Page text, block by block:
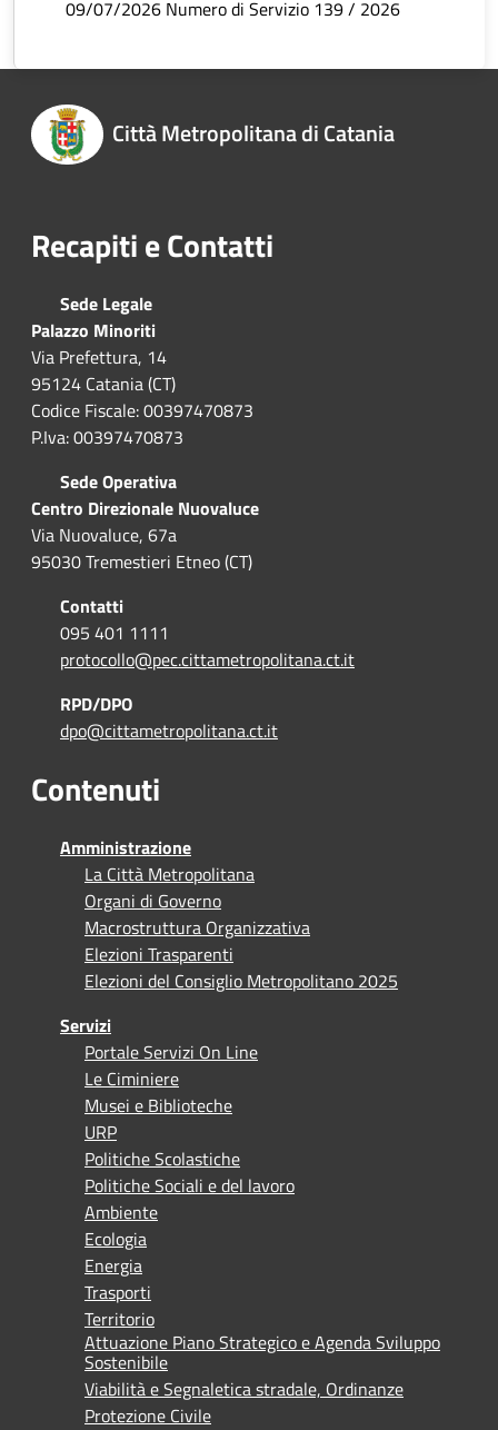
09/07/2026 Numero di Servizio 139 / 2026
Città Metropolitana di Catania
Recapiti e Contatti
Sede Legale
Palazzo Minoriti
Via Prefettura, 14
95124 Catania (CT)
Codice Fiscale: 00397470873
P.Iva: 00397470873
Sede Operativa
Centro Direzionale Nuovaluce
Via Nuovaluce, 67a
95030 Tremestieri Etneo (CT)
Contatti
095 401 1111
protocollo@pec.cittametropolitana.ct.it
RPD/DPO
dpo@cittametropolitana.ct.it
Contenuti
Amministrazione
La Città Metropolitana
Organi di Governo
Macrostruttura Organizzativa
Elezioni Trasparenti
Elezioni del Consiglio Metropolitano 2025
Servizi
Portale Servizi On Line
Le Ciminiere
Musei e Biblioteche
URP
Politiche Scolastiche
Politiche Sociali e del lavoro
Ambiente
Ecologia
Energia
Trasporti
Territorio
Attuazione Piano Strategico e Agenda Sviluppo
Sostenibile
Viabilità e Segnaletica stradale, Ordinanze
Protezione Civile